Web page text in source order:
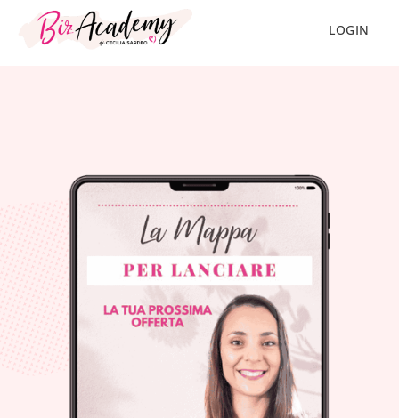
LOGIN